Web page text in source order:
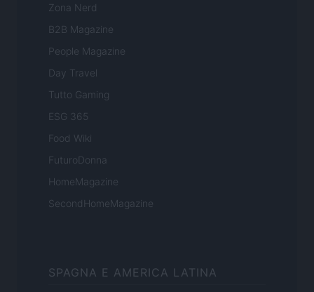
Zona Nerd
B2B Magazine
People Magazine
Day Travel
Tutto Gaming
ESG 365
Food Wiki
FuturoDonna
HomeMagazine
SecondHomeMagazine
SPAGNA E AMERICA LATINA